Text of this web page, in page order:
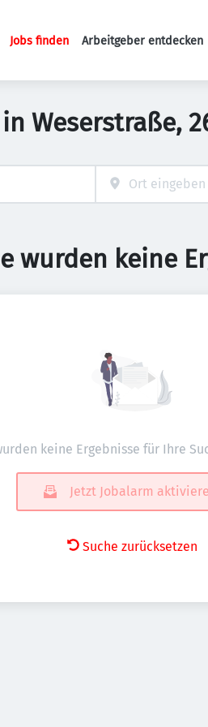
Haupt-Navigation
Jobs finden Arbeitgeber entdecken
Weserstraße,
wurden keine
keine Ergebnisse für Ihre
Jetzt Jobalarm
Suche zurücksetzen